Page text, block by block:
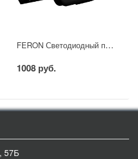
FERON Светодиодный прожектор LL-612 30W RGB IP65
1008 руб.
57Б